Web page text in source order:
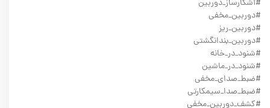
#آشکارساز_دوربین
#دوربین_مخفی
#دوربین_ریز
#دوربین_بندانگشتی
#شنود_در_خانه
#شنود_در_ماشین
#ضبط_صدای_مخفی
#ضبط_صدا_سیمکارتی
#کشف_دوربین_مخفی